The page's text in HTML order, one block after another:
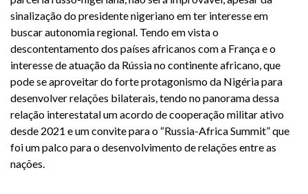
sinalização do presidente nigeriano em ter interesse em
buscar autonomia regional. Tendo em vista o
descontentamento dos países africanos com a França e o
interesse de atuação da Rússia no continente africano, que
pode se aproveitar do forte protagonismo da Nigéria para
desenvolver relações bilaterais, tendo no panorama dessa
relação interestatal um acordo de cooperação militar ativo
desde 2021 e um convite para o “Russia-Africa Summit” que
foi um palco para o desenvolvimento de relações entre as
nações.